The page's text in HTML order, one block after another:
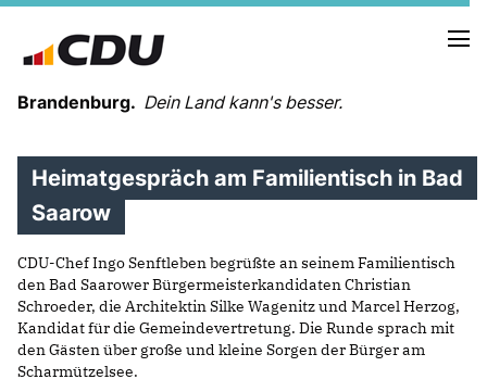
Brandenburg. Dein Land kann's besser.
MELDUNGEN
TERMINE
LANDESVORSTAND
LANDESGESCHÄFTSSTELLE
ORGANISATION
KREISVERBÄNDE
VEREINIGUNGEN UND SONDERORGANISATIONEN
Heimatgespräch am Familientisch in Bad
Saarow
CDU-Chef Ingo Senftleben begrüßte an seinem Familientisch
den Bad Saarower Bürgermeisterkandidaten Christian
Schroeder, die Architektin Silke Wagenitz und Marcel Herzog,
Kandidat für die Gemeindevertretung. Die Runde sprach mit
den Gästen über große und kleine Sorgen der Bürger am
Scharmützelsee.